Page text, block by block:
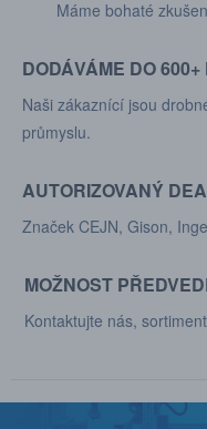
Máme bohaté
DODÁVÁME DO 600+
Naši zákaznící jsou
průmyslu.
AUTORIZOVANÝ
Značek CEJN, Gison,
MOŽNOST
Kontaktujte nás,